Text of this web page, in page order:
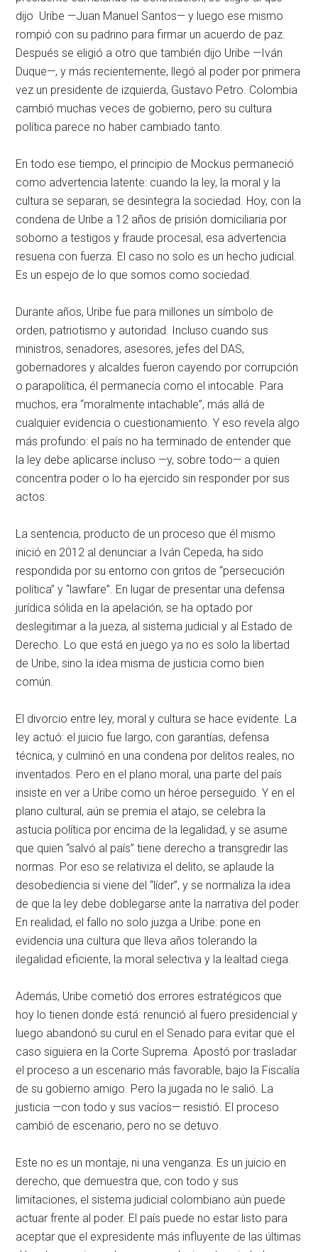
dijo Uribe —Juan Manuel Santos— y luego ese mismo
rompió con su padrino para firmar un acuerdo de paz.
Después se eligió a otro que también dijo Uribe —Iván
Duque—, y más recientemente, llegó al poder por primera
vez un presidente de izquierda, Gustavo Petro. Colombia
cambió muchas veces de gobierno, pero su cultura
política parece no haber cambiado tanto.
En todo ese tiempo, el principio de Mockus permaneció
como advertencia latente: cuando la ley, la moral y la
cultura se separan, se desintegra la sociedad. Hoy, con la
condena de Uribe a 12 años de prisión domiciliaria por
soborno a testigos y fraude procesal, esa advertencia
resuena con fuerza. El caso no solo es un hecho judicial.
Es un espejo de lo que somos como sociedad.
Durante años, Uribe fue para millones un símbolo de
orden, patriotismo y autoridad. Incluso cuando sus
ministros, senadores, asesores, jefes del DAS,
gobernadores y alcaldes fueron cayendo por corrupción
o parapolítica, él permanecía como el intocable. Para
muchos, era “moralmente intachable”, más allá de
cualquier evidencia o cuestionamiento. Y eso revela algo
más profundo: el país no ha terminado de entender que
la ley debe aplicarse incluso —y, sobre todo— a quien
concentra poder o lo ha ejercido sin responder por sus
actos.
La sentencia, producto de un proceso que él mismo
inició en 2012 al denunciar a Iván Cepeda, ha sido
respondida por su entorno con gritos de “persecución
política” y “lawfare”. En lugar de presentar una defensa
jurídica sólida en la apelación, se ha optado por
deslegitimar a la jueza, al sistema judicial y al Estado de
Derecho. Lo que está en juego ya no es solo la libertad
de Uribe, sino la idea misma de justicia como bien
común.
El divorcio entre ley, moral y cultura se hace evidente. La
ley actuó: el juicio fue largo, con garantías, defensa
técnica, y culminó en una condena por delitos reales, no
inventados. Pero en el plano moral, una parte del país
insiste en ver a Uribe como un héroe perseguido. Y en el
plano cultural, aún se premia el atajo, se celebra la
astucia política por encima de la legalidad, y se asume
que quien “salvó al país” tiene derecho a transgredir las
normas. Por eso se relativiza el delito, se aplaude la
desobediencia si viene del “líder”, y se normaliza la idea
de que la ley debe doblegarse ante la narrativa del poder.
En realidad, el fallo no solo juzga a Uribe: pone en
evidencia una cultura que lleva años tolerando la
ilegalidad eficiente, la moral selectiva y la lealtad ciega.
Además, Uribe cometió dos errores estratégicos que
hoy lo tienen donde está: renunció al fuero presidencial y
luego abandonó su curul en el Senado para evitar que el
caso siguiera en la Corte Suprema. Apostó por trasladar
el proceso a un escenario más favorable, bajo la Fiscalía
de su gobierno amigo. Pero la jugada no le salió. La
justicia —con todo y sus vacíos— resistió. El proceso
cambió de escenario, pero no se detuvo.
Este no es un montaje, ni una venganza. Es un juicio en
derecho, que demuestra que, con todo y sus
limitaciones, el sistema judicial colombiano aún puede
actuar frente al poder. El país puede no estar listo para
aceptar que el expresidente más influyente de las últimas